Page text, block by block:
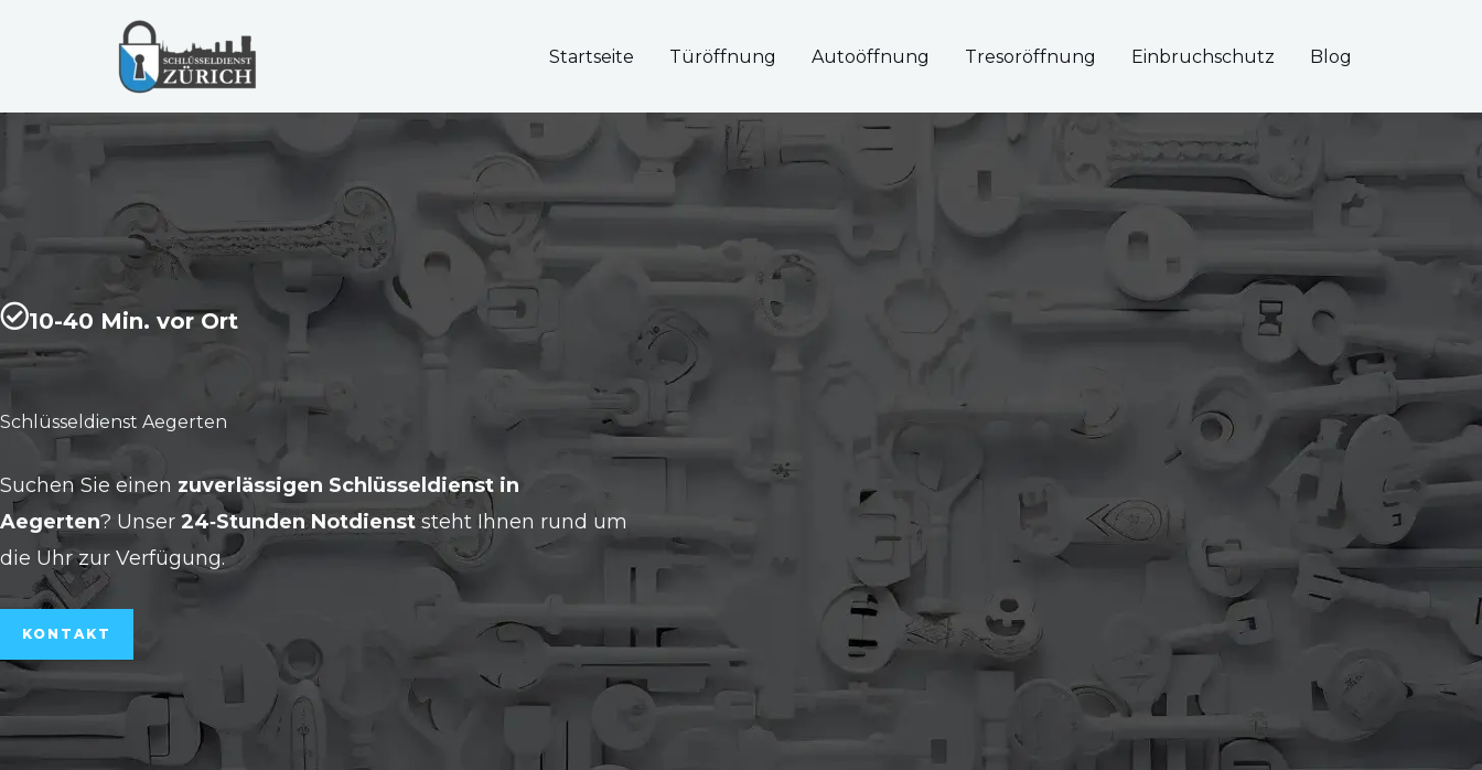
Startseite Türöffnung Autoöffnung Tresoröffnung Einbruchschutz Blog
10-40 Min. vor Ort
Schlüsseldienst Aegerten
Suchen Sie einen zuverlässigen Schlüsseldienst in
Aegerten? Unser 24‑Stunden Notdienststeht Ihnen rund um
die Uhr zur Verfügung.
KONTAKT